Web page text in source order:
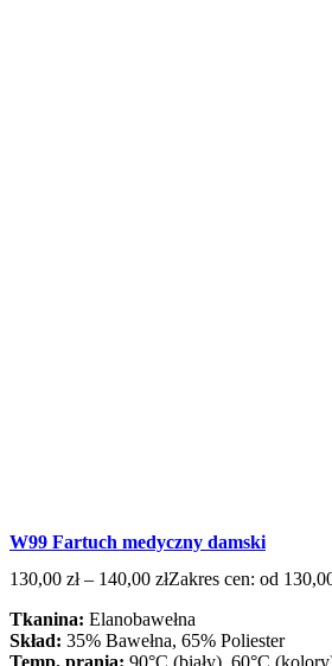
W99 Fartuch medyczny damski
130,00 zł – 140,00 złZakres cen: od
Tkanina: Elanobawełna
Skład: 35% Bawełna, 65% Poliester